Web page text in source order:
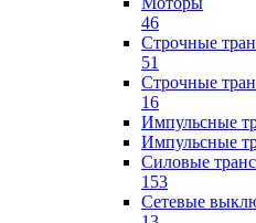
46
Строчные
51
Строчные
16
Импульсные
Импульсные
Силовые
153
Сетевые